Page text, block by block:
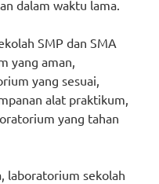
dalam waktu lama.
SMP dan SMA
yang aman,
yang sesuai,
alat praktikum,
yang tahan
laboratorium sekolah